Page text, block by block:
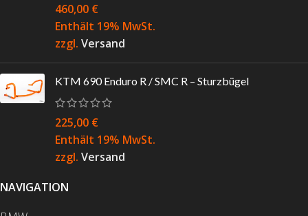
460,00 €
Enthält 19% MwSt.
zzgl. Versand
KTM 690 Enduro R / SMC R – Sturzbügel
225,00 €
Enthält 19% MwSt.
zzgl. Versand
NAVIGATION